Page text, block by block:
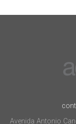
Avenida Antonio